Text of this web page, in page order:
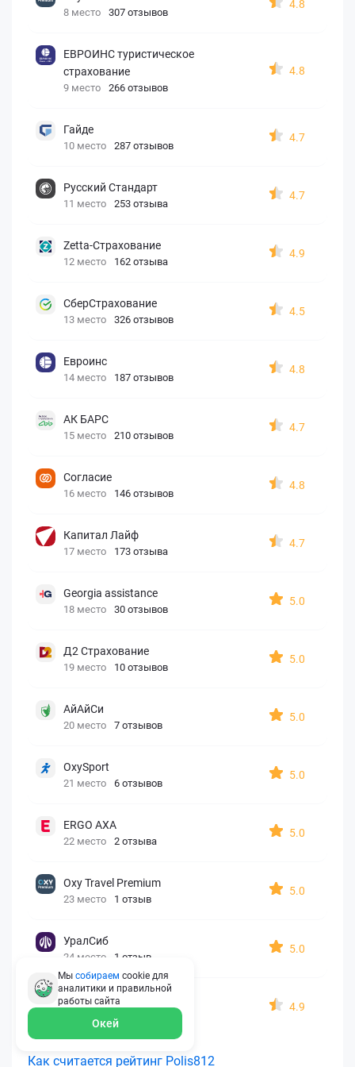
8 место 307 отзывов
4.8
ЕВРОИНС туристическое
страхование
9 место 266 отзывов
4.8
Гайде
10 место 287 отзывов
4.7
Русский Стандарт
11 место 253 отзыва
4.7
Zetta-Страхование
12 место 162 отзыва
4.9
СберСтрахование
13 место 326 отзывов
4.5
Евроинс
14 место 187 отзывов
4.8
АК БАРС
15 место 210 отзывов
4.7
Согласие
16 место 146 отзывов
4.8
Капитал Лайф
17 место 173 отзыва
4.7
Georgia assistance
18 место 30 отзывов
5.0
Д2 Страхование
19 место 10 отзывов
5.0
АйАйСи
20 место 7 отзывов
5.0
OxySport
21 место 6 отзывов
5.0
ERGO AXA
22 место 2 отзыва
5.0
Oxy Travel Premium
23 место 1 отзыв
5.0
УралСиб
24 место 1 отзыв
5.0
МАКС
4.9
Как считается рейтинг Polis812
Мы собираем cookie для
аналитики и правильной
работы сайта
Окей